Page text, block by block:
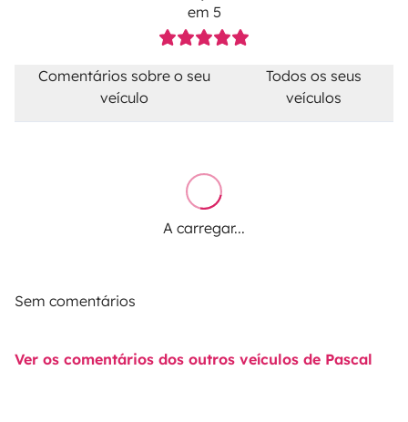
em 5
Comentários sobre o seu
veículo
Todos os seus
veículos
A carregar...
Sem comentários
Ver os comentários dos outros veículos de Pascal